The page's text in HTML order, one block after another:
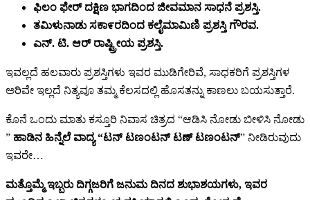
ಫಿಲಂ ಫೇರ್ ದಕ್ಷಿಣ ಭಾಗದಿಂದ ಜೀವಮಾನ ಸಾಧನೆ ಪ್ರಶಸ್ತಿ.
ತಮಿಳುನಾಡು ಸಕಾ೯ರದಿಂದ ಕಲೈಮಾಮಿಣಿ ಪ್ರಶಸ್ತಿ ಗೌರವ.
ಎನ್. ಟಿ. ಆರ್ ರಾಷ್ಟ್ರೀಯ ಪ್ರಶಸ್ತಿ.
ಇವಲ್ಲದೆ ಹಲವಾರು ಪ್ರಶಸ್ತಿಗಳು ಇವರ ಮುಡಿಗೇರಿವೆ, ಸಾಧಕರಿಗೆ ಪ್ರಶಸ್ತಿಗಳ
ಅರಿವೇ ಇಲ್ಲದೆ ನಿತ್ಯವೂ ತಮ್ಮ ಕೆಲಸದಲ್ಲಿ ಹೊಸತನ್ನು ಕಾಣಲು ಬಯಸುತ್ತಾರೆ.
ಕೊನೆ ಒಂದು ಮಾತು ಕಸ್ತೂರಿ ನಿವಾಸ ಚಿತ್ರದ “ಆಡಿಸಿ ನೋಡು ಬೀಳಿಸಿ ನೋಡು
” ಹಾಡಿನ ಹಿನ್ನೆಲೆ ವಾದ್ಯ “ಟನ್ ಟಣಂಟನ್ ಟಣ್ ಟಣಂಟನ್” ನೀಡಿರುವುದು
ಇವರೇ…
ಮತ್ತೊಮ್ಮೆ ಇಬ್ಬರು ದಿಗ್ಗಜರಿಗೆ ಜನುಮ ದಿನದ ಶುಭಾಶಯಗಳು, ಇವರ